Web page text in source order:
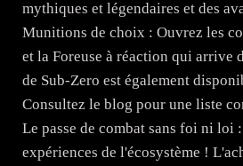
mythiques et légendaires et des
Munitions de choix : Ouvrez les
et la Foreuse à réaction qui arrive
de Sub-Zero est également
Consultez le blog pour une liste
Le passe de combat sans foi ni loi
expériences de l'écosystème !